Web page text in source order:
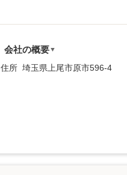
会社の概要▼
住所 埼玉県上尾市原市596-4